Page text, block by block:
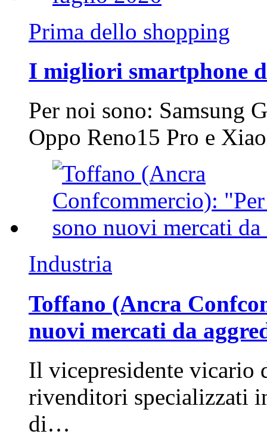
Prima dello shopping
I migliori smartphone
Per noi sono: Samsung
Oppo Reno15 Pro e
Industria
Toffano (Ancra
nuovi mercati da
Il vicepresidente vicario
rivenditori specializzati
di…